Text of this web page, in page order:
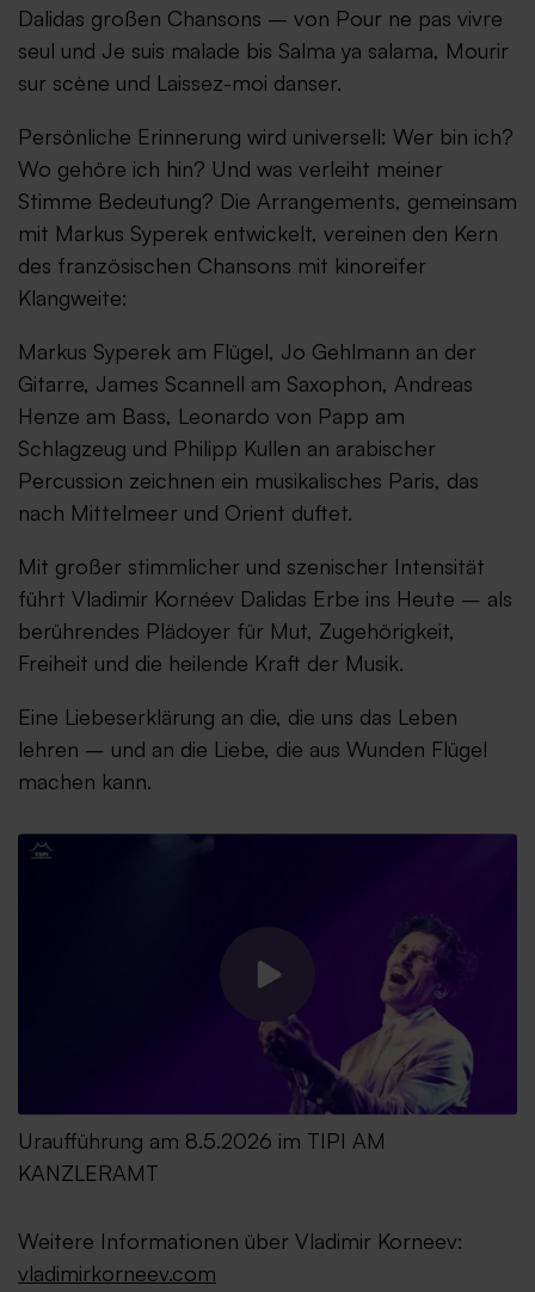
Dalidas großen Chansons – von Pour ne pas vivre
seul und Je suis malade bis Salma ya salama, Mourir
sur scène und Laissez-moi danser.
Persönliche Erinnerung wird universell: Wer bin ich?
Wo gehöre ich hin? Und was verleiht meiner
Stimme Bedeutung? Die Arrangements, gemeinsam
mit Markus Syperek entwickelt, vereinen den Kern
des französischen Chansons mit kinoreifer
Klangweite:
Markus Syperek am Flügel, Jo Gehlmann an der
Gitarre, James Scannell am Saxophon, Andreas
Henze am Bass, Leonardo von Papp am
Schlagzeug und Philipp Kullen an arabischer
Percussion zeichnen ein musikalisches Paris, das
nach Mittelmeer und Orient duftet.
Mit großer stimmlicher und szenischer Intensität
führt Vladimir Kornéev Dalidas Erbe ins Heute – als
berührendes Plädoyer für Mut, Zugehörigkeit,
Freiheit und die heilende Kraft der Musik.
Eine Liebeserklärung an die, die uns das Leben
lehren – und an die Liebe, die aus Wunden Flügel
machen kann.
Uraufführung am 8.5.2026 im TIPI AM
KANZLERAMT
Weitere Informationen über Vladimir Korneev:
vladimirkorneev.com